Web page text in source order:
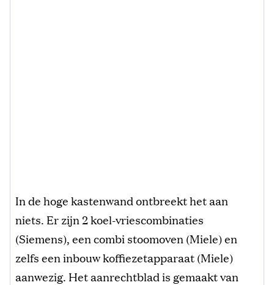
In de hoge kastenwand ontbreekt het aan
niets. Er zijn 2 koel-vriescombinaties
(Siemens), een combi stoomoven (Miele) en
zelfs een inbouw koffiezetapparaat (Miele)
aanwezig. Het aanrechtblad is gemaakt van